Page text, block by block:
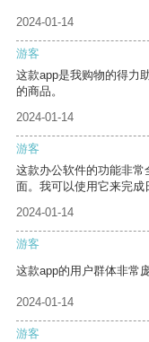
2024-01-14
游客
这款app是我购物的得力
的商品。
2024-01-14
游客
这款办公软件的功能非
面。我可以使用它来完成
2024-01-14
游客
这款app的用户群体非常
2024-01-14
游客